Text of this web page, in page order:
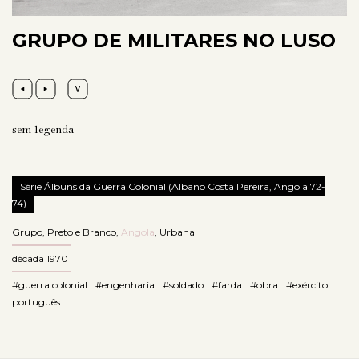
GRUPO DE MILITARES NO LUSO
sem legenda
Série Álbuns da Guerra Colonial (Albano Costa Pereira, Angola 72-
74)
Grupo Preto e Branco Angola Urbana
década 1970
#guerra colonial #engenharia #soldado #farda #obra
#exército
português